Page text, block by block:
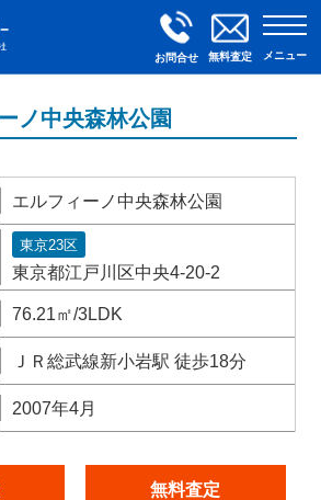
お問合せ 無料査定 メニュー
ノ中央森林公園
エルフィーノ中央森林公園
東京23区
東京都江戸川区中央4-20-2
76.21㎡/3LDK
ＪＲ総武線新小岩駅 徒歩18分
2007年4月
無料査定